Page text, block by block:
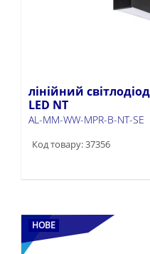
лінійний
LED NT
AL-MM-WW-MPR-B-NT-SE
Код товару: 37356
НОВЕ